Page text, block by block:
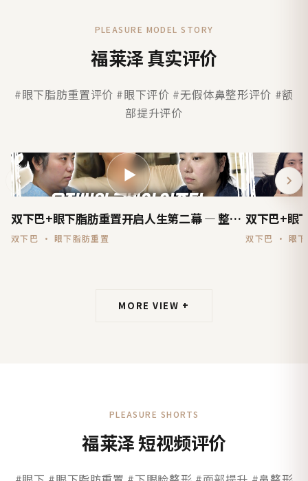
PLEASURE MODEL STORY
福莱泽 真实评价
#眼下脂肪重置评价 #眼下评价 #无假体鼻整形评价 #额
部提升评价
▶
双下巴+眼下脂肪重置开启人生第二幕 — 整形剧场 EP.01
双下巴 · 眼下脂肪重置 双下巴 · 眼下
MORE VIEW +
PLEASURE SHORTS
福莱泽 短视频评价